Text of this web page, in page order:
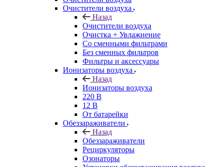
Очистители воздуха
Назад
Очистители воздуха
Очистка + Увлажнение
Cо сменными фильтрами
Без сменных фильтров
Фильтры и аксессуары
Ионизаторы воздуха
Назад
Ионизаторы воздуха
220 В
12 В
От батарейки
Обеззараживатели
Назад
Обеззараживатели
Рециркуляторы
Озонаторы